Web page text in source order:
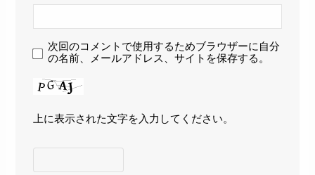
次回のコメントで使用するためブラウザーに自分
の名前、メールアドレス、サイトを保存する。
上に表示された文字を入力してください。